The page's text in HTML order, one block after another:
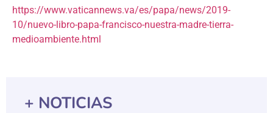
10/nuevo-libro-papa-francisco-nuestra-madre-tierra-
medioambiente.html